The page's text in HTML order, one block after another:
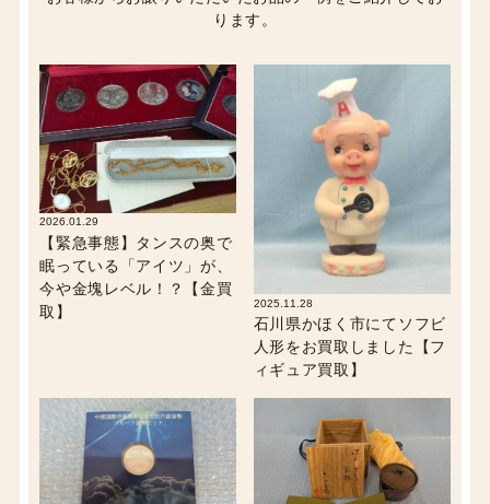
ります。
2026.01.29
【緊急事態】タンスの奥で
眠っている「アイツ」が、
今や金塊レベル！？【金買
取】
2025.11.28
石川県かほく市にてソフビ
人形をお買取しました【フ
ィギュア買取】